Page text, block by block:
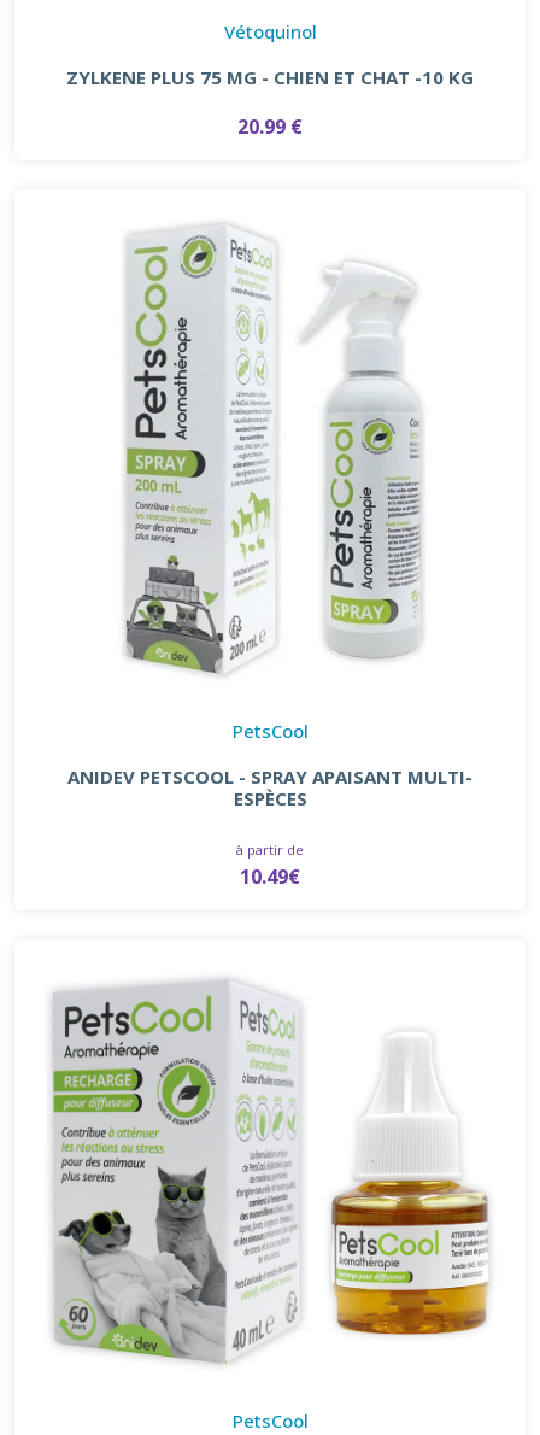
Vétoquinol
ZYLKENE PLUS 75 MG - CHIEN ET CHAT -10 KG
20.99 €
PetsCool
ANIDEV PETSCOOL - SPRAY APAISANT MULTI-
ESPÈCES
à partir de
10.49€
PetsCool